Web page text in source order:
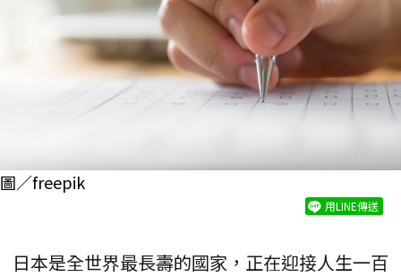
圖／freepik
用LINE傳送
日本是全世界最長壽的國家，正在迎接人生一百